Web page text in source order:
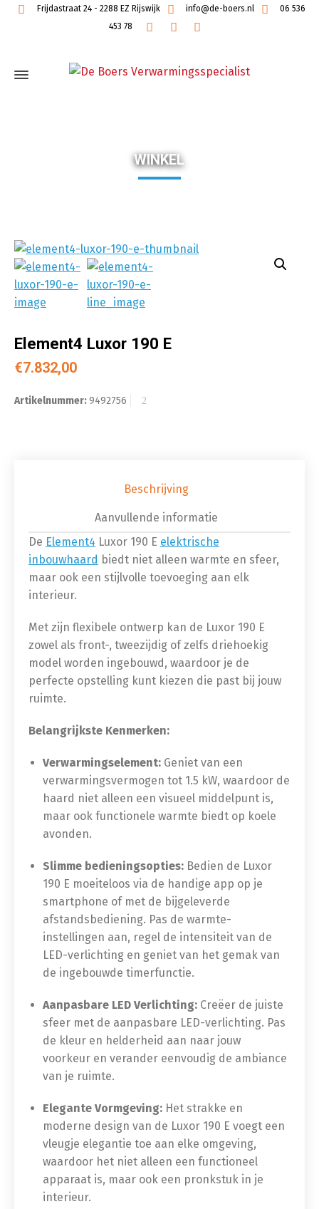
Frijdastraat 24 - 2288 EZ Rijswijk info@de-boers.nl
06 536
453 78
WINKEL
Element4 Luxor 190 E
€7.832,00
Artikelnummer:9492756
Beschrijving
Aanvullende informatie
De Element4 Luxor 190 E elektrische
inbouwhaard biedt niet alleen warmte en sfeer,
maar ook een stijlvolle toevoeging aan elk
interieur.
Met zijn flexibele ontwerp kan de Luxor 190 E
zowel als front-, tweezijdig of zelfs driehoekig
model worden ingebouwd, waardoor je de
perfecte opstelling kunt kiezen die past bij jouw
ruimte.
Belangrijkste Kenmerken:
Verwarmingselement: Geniet van een
verwarmingsvermogen tot 1.5 kW, waardoor de
haard niet alleen een visueel middelpunt is,
maar ook functionele warmte biedt op koele
avonden.
Slimme bedieningsopties: Bedien de Luxor
190 E moeiteloos via de handige app op je
smartphone of met de bijgeleverde
afstandsbediening. Pas de warmte-
instellingen aan, regel de intensiteit van de
LED-verlichting en geniet van het gemak van
de ingebouwde timerfunctie.
Aanpasbare LED Verlichting: Creëer de juiste
sfeer met de aanpasbare LED-verlichting. Pas
de kleur en helderheid aan naar jouw
voorkeur en verander eenvoudig de ambiance
van je ruimte.
Elegante Vormgeving: Het strakke en
moderne design van de Luxor 190 E voegt een
vleugje elegantie toe aan elke omgeving,
waardoor het niet alleen een functioneel
apparaat is, maar ook een pronkstuk in je
interieur.